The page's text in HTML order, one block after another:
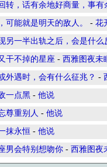
转，话有余地好商量，事有
可能就是明天的敌人。 - 花
另一半出轨之后，会是什么
干不掉的星座 - 西雅图夜未
外遇时，会有什么征兆？ -
一点黑 - 他说
尊重别人 - 他说
抹永恒 - 他说
男会特别想吻你 - 西雅图夜